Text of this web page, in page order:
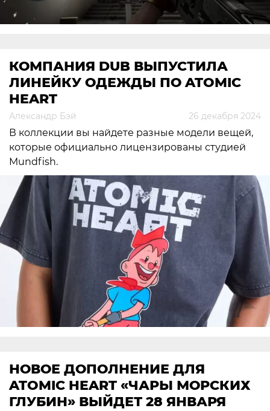
КОМПАНИЯ DUB ВЫПУСТИЛА
ЛИНЕЙКУ ОДЕЖДЫ ПО ATOMIC
HEART
Александр Бэй 26 декабря 2024
В коллекции вы найдете разные модели вещей,
которые официально лицензированы студией
Mundfish.
НОВОЕ ДОПОЛНЕНИЕ ДЛЯ
ATOMIC HEART «ЧАРЫ МОРСКИХ
ГЛУБИН» ВЫЙДЕТ 28 ЯНВАРЯ